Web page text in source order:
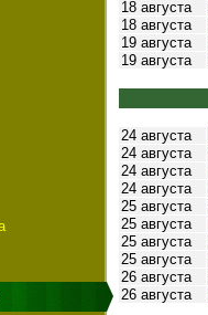
18 августа
18 августа
19 августа
19 августа
24 августа
24 августа
24 августа
24 августа
25 августа
25 августа
25 августа
25 августа
26 августа
26 августа